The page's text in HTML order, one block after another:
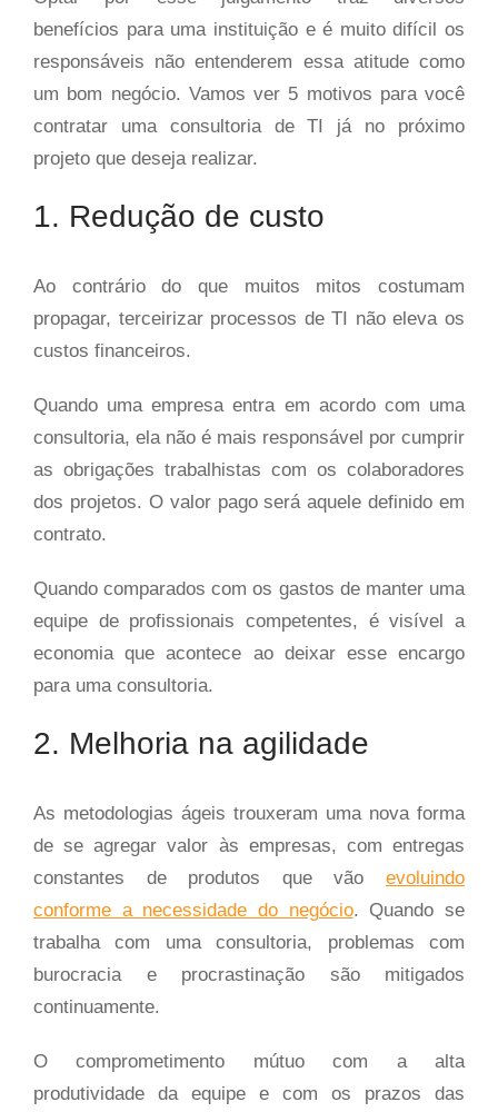
benefícios para uma instituição e é muito difícil os
responsáveis não entenderem essa atitude como
um bom negócio. Vamos ver 5 motivos para você
contratar uma consultoria de TI já no próximo
projeto que deseja realizar.
1. Redução de custo
Ao contrário do que muitos mitos costumam
propagar, terceirizar processos de TI não eleva os
custos financeiros.
Quando uma empresa entra em acordo com uma
consultoria, ela não é mais responsável por cumprir
as obrigações trabalhistas com os colaboradores
dos projetos. O valor pago será aquele definido em
contrato.
Quando comparados com os gastos de manter uma
equipe de profissionais competentes, é visível a
economia que acontece ao deixar esse encargo
para uma consultoria.
2. Melhoria na agilidade
As metodologias ágeis trouxeram uma nova forma
de se agregar valor às empresas, com entregas
constantes de produtos que vão evoluindo
conforme a necessidade do negócio. Quando se
trabalha com uma consultoria, problemas com
burocracia e procrastinação são mitigados
continuamente.
O comprometimento mútuo com a alta
produtividade da equipe e com os prazos das